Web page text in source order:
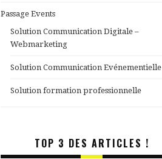
Passage Events
Solution Communication Digitale –
Webmarketing
Solution Communication Evénementielle
Solution formation professionnelle
TOP 3 DES ARTICLES !